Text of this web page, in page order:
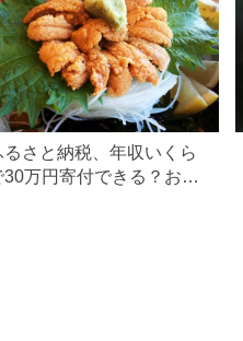
るさと納税、年収いくら
30万円寄付できる？おす